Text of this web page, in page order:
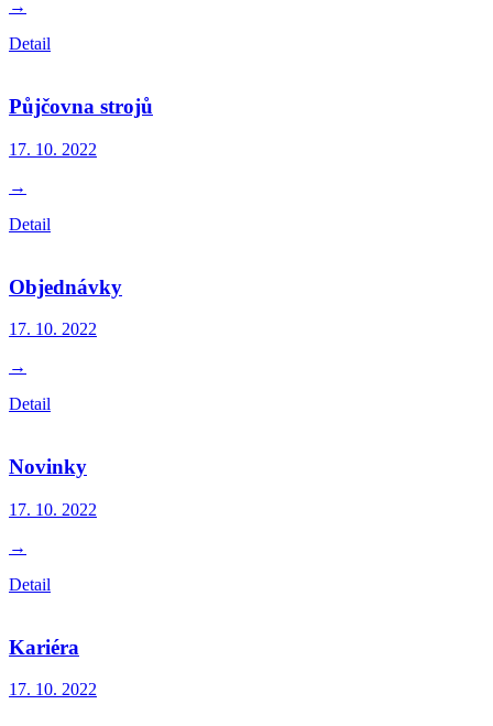
→
Detail
Půjčovna strojů
17. 10. 2022
→
Detail
Objednávky
17. 10. 2022
→
Detail
Novinky
17. 10. 2022
→
Detail
Kariéra
17. 10. 2022